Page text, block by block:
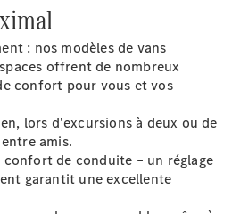
: nos modèles de vans
offrent de nombreux
confort pour vous et vos
lors d'excursions à deux ou de
amis.
confort de conduite – un réglage
garantit une excellente